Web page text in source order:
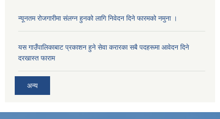
न्यूनतम रोजगारीमा संलग्न हुनको लागि निवेदन दिने फारमको नमुना ।
यस गाउँपालिकाबाट प्रकाशन हुने सेवा करारका सबै पदहरूमा आवेदन दिने
दरखास्त फाराम
अन्य